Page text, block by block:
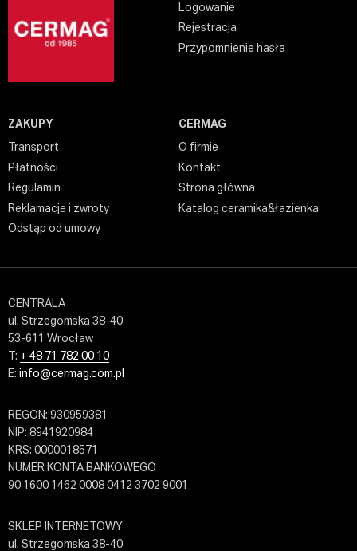
Logowanie
Rejestracja
Przypomnienie hasła
ZAKUPY
Transport
Płatności
Regulamin
Reklamacje i zwroty
Odstąp od umowy
CERMAG
O firmie
Kontakt
Strona główna
Katalog ceramika&łazienka
CENTRALA
ul. Strzegomska 38-40
53-611 Wrocław
T: + 48 71 782 00 10
E: info@cermag.com.pl
REGON: 930959381
NIP: 8941920984
KRS: 0000018571
NUMER KONTA BANKOWEGO
90 1600 1462 0008 0412 3702 9001
SKLEP INTERNETOWY
ul. Strzegomska 38-40